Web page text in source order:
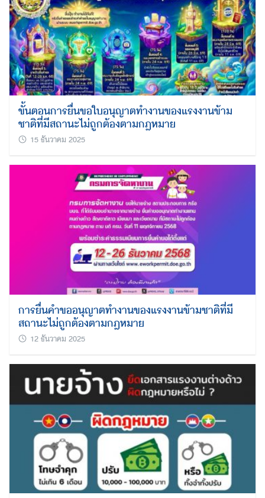
ขั้นตอนการยื่นขอใบอนุญาตทำงานของแรงงานข้าม
ชาติที่มีสถานะไม่ถูกต้องตามกฎหมาย
15 ธันวาคม 2025
การยื่นคำขออนุญาตทำงานของแรงงานข้ามชาติที่มี
สถานะไม่ถูกต้องตามกฎหมาย
12 ธันวาคม 2025